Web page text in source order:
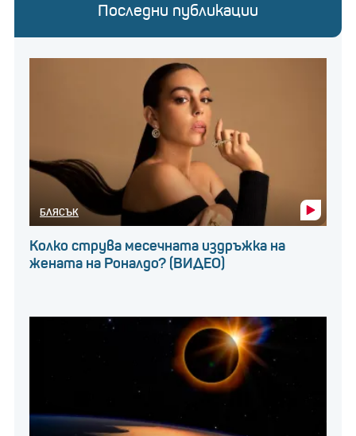
Последни публикации
БЛЯСЪК
Колко струва месечната издръжка на
жената на Роналдо? (ВИДЕО)